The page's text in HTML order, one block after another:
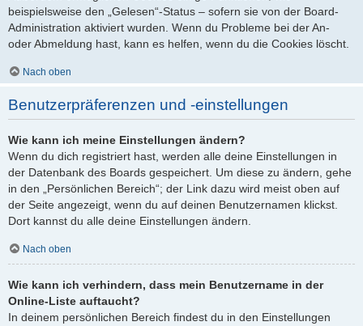
beispielsweise den „Gelesen“-Status – sofern sie von der Board-
Administration aktiviert wurden. Wenn du Probleme bei der An-
oder Abmeldung hast, kann es helfen, wenn du die Cookies löscht.
Nach oben
Benutzerpräferenzen und -einstellungen
Wie kann ich meine Einstellungen ändern?
Wenn du dich registriert hast, werden alle deine Einstellungen in
der Datenbank des Boards gespeichert. Um diese zu ändern, gehe
in den „Persönlichen Bereich“; der Link dazu wird meist oben auf
der Seite angezeigt, wenn du auf deinen Benutzernamen klickst.
Dort kannst du alle deine Einstellungen ändern.
Nach oben
Wie kann ich verhindern, dass mein Benutzername in der
Online-Liste auftaucht?
In deinem persönlichen Bereich findest du in den Einstellungen